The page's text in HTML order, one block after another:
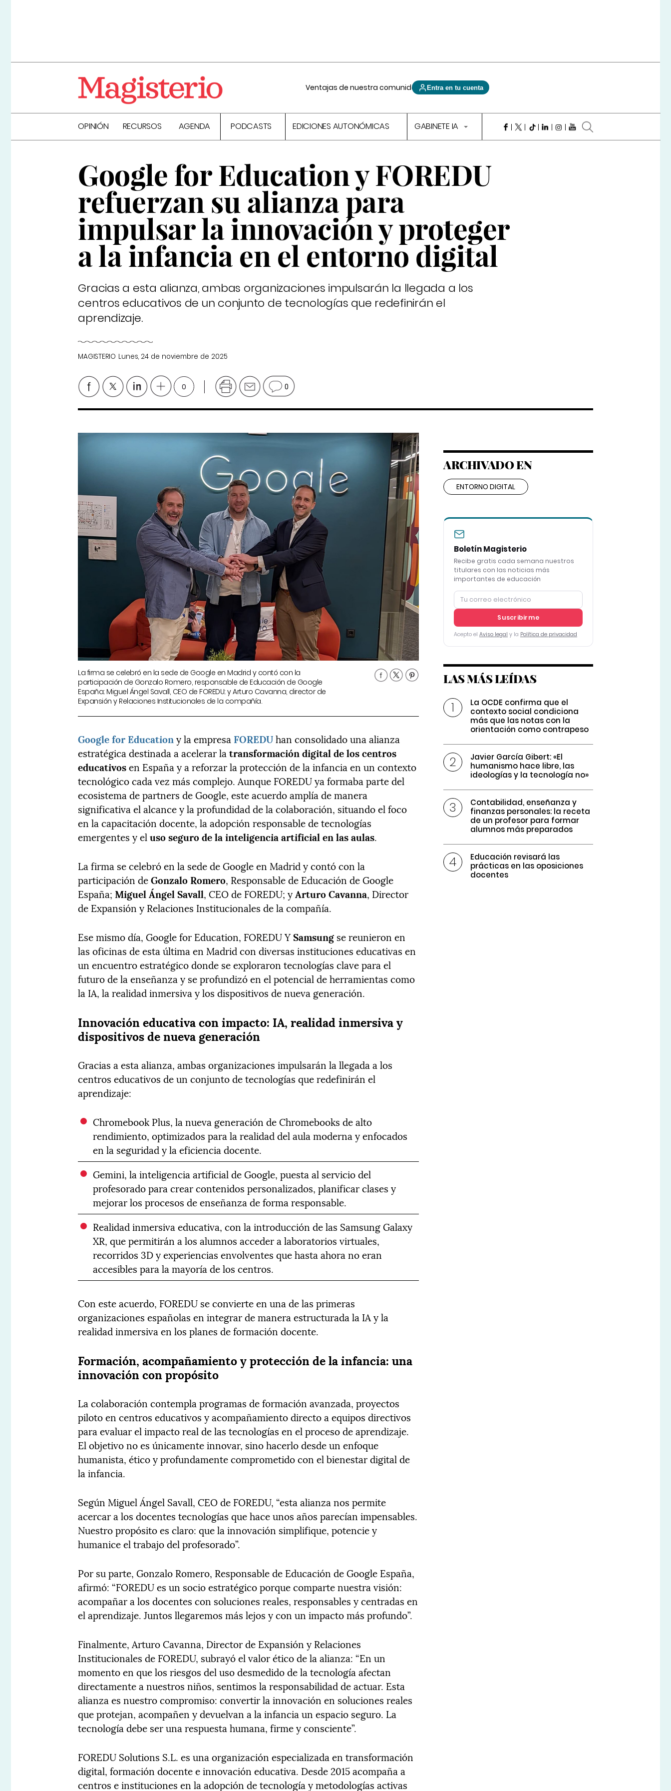
Ventajas de nuestra comunidad Entra en tu cuenta
OPINIÓN RECURSOS AGENDA PODCASTS EDICIONES AUTONÓMICAS GABINETE IA
Google for Education y FOREDU
refuerzan su alianza para
impulsar la innovación y proteger
a la infancia en el entorno digital
Gracias a esta alianza, ambas organizaciones impulsarán la llegada a los
centros educativos de un conjunto de tecnologías que redefinirán el
aprendizaje.
MAGISTERIO Lunes, 24 de noviembre de 2025
0 0
La firma se celebró en la sede de Google en Madrid y contó con la
participación de Gonzalo Romero, responsable de Educación de Google
España; Miguel Ángel Savall, CEO de FOREDU; y Arturo Cavanna, director de
Expansión y Relaciones Institucionales de la compañía.
Google for Educationy la empresa FOREDUhan consolidado una alianza
estratégica destinada a acelerar latransformación digital de los centros
educativosen España y a reforzar la protección de la infancia en un contexto
tecnológico cada vez más complejo. Aunque FOREDU ya formaba parte del
ecosistema de partners de Google, este acuerdo amplía de manera
significativa el alcance y la profundidad de la colaboración, situando el foco
en la capacitación docente, la adopción responsable de tecnologías
emergentes y eluso seguro de la inteligencia artificial en las aulas.
La firma se celebró en la sede de Google en Madrid y contó con la
participación deGonzalo Romero, Responsable de Educación de Google
España; Miguel Ángel Savall, CEO de FOREDU; yArturo Cavanna, Director
de Expansión y Relaciones Institucionales de la compañía.
Ese mismo día, Google for Education, FOREDU YSamsung se reunieron en
las oficinas de esta última en Madrid con diversas instituciones educativas en
un encuentro estratégico donde se exploraron tecnologías clave para el
futuro de la enseñanza y se profundizó en el potencial de herramientas como
la IA, la realidad inmersiva y los dispositivos de nueva generación.
Innovación educativa con impacto: IA, realidad inmersiva y
dispositivos de nueva generación
Gracias a esta alianza, ambas organizaciones impulsarán la llegada a los
centros educativos de un conjunto de tecnologías que redefinirán el
aprendizaje:
Chromebook Plus, la nueva generación de Chromebooks de alto
rendimiento, optimizados para la realidad del aula moderna y enfocados
en la seguridad y la eficiencia docente.
Gemini, la inteligencia artificial de Google, puesta al servicio del
profesorado para crear contenidos personalizados, planificar clases y
mejorar los procesos de enseñanza de forma responsable.
Realidad inmersiva educativa, con la introducción de las Samsung Galaxy
XR, que permitirán a los alumnos acceder a laboratorios virtuales,
recorridos 3D y experiencias envolventes que hasta ahora no eran
accesibles para la mayoría de los centros.
Con este acuerdo, FOREDU se convierte en una de las primeras
organizaciones españolas en integrar de manera estructurada la IA y la
realidad inmersiva en los planes de formación docente.
Formación, acompañamiento y protección de la infancia: una
innovación con propósito
La colaboración contempla programas de formación avanzada, proyectos
piloto en centros educativos y acompañamiento directo a equipos directivos
para evaluar el impacto real de las tecnologías en el proceso de aprendizaje.
El objetivo no es únicamente innovar, sino hacerlo desde un enfoque
humanista, ético y profundamente comprometido con el bienestar digital de
la infancia.
Según Miguel Ángel Savall, CEO de FOREDU, “esta alianza nos permite
acercar a los docentes tecnologías que hace unos años parecían impensables.
Nuestro propósito es claro: que la innovación simplifique, potencie y
humanice el trabajo del profesorado”.
Por su parte, Gonzalo Romero, Responsable de Educación de Google España,
afirmó: “FOREDU es un socio estratégico porque comparte nuestra visión:
acompañar a los docentes con soluciones reales, responsables y centradas en
el aprendizaje. Juntos llegaremos más lejos y con un impacto más profundo”.
Finalmente, Arturo Cavanna, Director de Expansión y Relaciones
Institucionales de FOREDU, subrayó el valor ético de la alianza: “En un
momento en que los riesgos del uso desmedido de la tecnología afectan
directamente a nuestros niños, sentimos la responsabilidad de actuar. Esta
alianza es nuestro compromiso: convertir la innovación en soluciones reales
que protejan, acompañen y devuelvan a la infancia un espacio seguro. La
tecnología debe ser una respuesta humana, firme y consciente”.
FOREDU Solutions S.L. es una organización especializada en transformación
digital, formación docente e innovación educativa. Desde 2015 acompaña a
centros e instituciones en la adopción de tecnología y metodologías activas
ARCHIVADO EN
ENTORNO DIGITAL
Boletín Magisterio
Recibe gratis cada semana nuestros
titulares con las noticias más
importantes de educación
Suscribirme
Acepto el Aviso legal y la Política de privacidad
LAS MÁS LEÍDAS
La OCDE confirma que el
contexto social condiciona
más que las notas con la
orientación como contrapeso
Javier García Gibert: «El
humanismo hace libre, las
ideologías y la tecnología no»
Contabilidad, enseñanza y
finanzas personales: la receta
de un profesor para formar
alumnos más preparados
Educación revisará las
prácticas en las oposiciones
docentes